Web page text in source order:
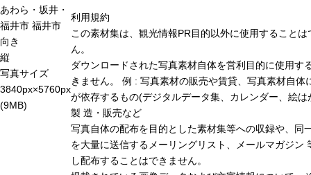
あわら・坂井・
福井市 福井市
向き
縦
写真サイズ
3840px×5760px
(9MB)
利用規約
この素材集は、観光情報PR目的以外に使用することは
ん。
ダウンロードされた写真素材自体を営利目的に使用す
きません。 例 : 写真素材の販売や賃貸、写真素材自体
が依存するもの(デジタルデータ集、カレンダー、絵は
製 造・販売など
写真自体の配布を目的とした素材集等への収録や、同
を大量に送信するメーリングリスト、メールマガジン
し配布することはできません。